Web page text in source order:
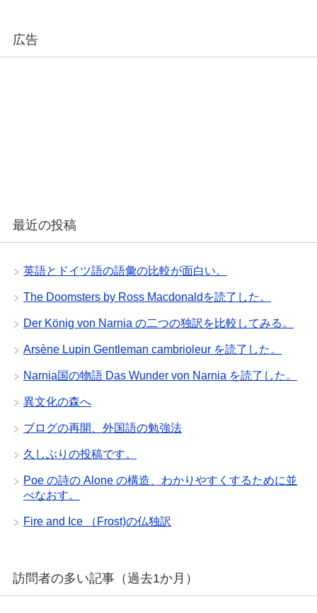
広告
最近の投稿
英語とドイツ語の語彙の比較が面白い。
The Doomsters by Ross Macdonaldを読了した。
Der König von Narnia の二つの独訳を比較してみる。
Arsène Lupin Gentleman cambrioleur を読了した。
Narnia国の物語 Das Wunder von Narnia を読了した。
異文化の森へ
ブログの再開、外国語の勉強法
久しぶりの投稿です。
Poe の詩の Alone の構造、わかりやすくするために並
べなおす。
Fire and Ice （Frost)の仏独訳
訪問者の多い記事（過去1か月）